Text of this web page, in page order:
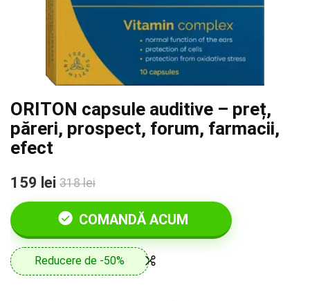
ORITON capsule auditive – preț,
păreri, prospect, forum, farmacii,
efect
159 lei 318 lei
COMANDĂ ACUM
Reducere de -50%